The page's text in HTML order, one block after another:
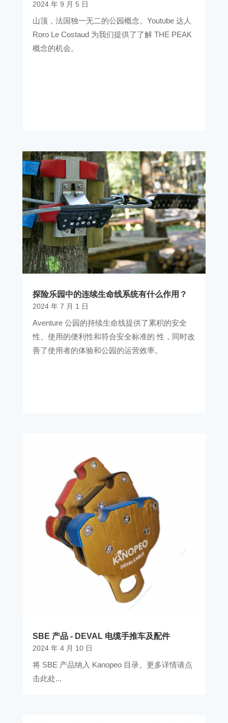
2024 年 9 月 5 日
山顶，法国独一无二的公园概念。Youtube 达人
Roro Le Costaud 为我们提供了了解 THE PEAK
概念的机会。
探险乐园中的连续生命线系统有什么作用？
2024 年 7 月 1 日
Aventure 公园的持续生命线提供了累积的安全
性、使用的便利性和符合安全标准的 性，同时改
善了使用者的体验和公园的运营效率。
SBE 产品 - DEVAL 电缆手推车及配件
2024 年 4 月 10 日
将 SBE 产品纳入 Kanopeo 目录。更多详情请点
击此处...